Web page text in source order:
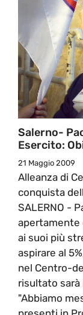
Salerno-
Esercito:
21 Maggio 2009
Alleanza di
conquista
SALERNO -
apertamente
ai suoi più
aspirare al
nel Centro-
risultato sarà
"Abbiamo